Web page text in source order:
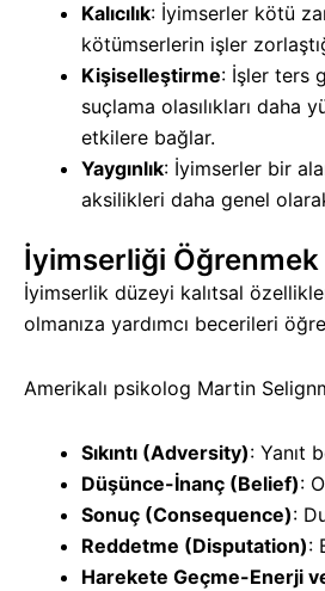
Kalıcılık: İyimserler kötü
kötümserlerin işler
Kişiselleştirme: İşler ters
suçlama olasılıkları daha
etkilere bağlar.
Yaygınlık: İyimserler bir
aksilikleri daha genel
İyimserliği Öğrenmek
İyimserlik düzeyi kalıtsal
olmanıza yardımcı becerileri
Amerikalı psikolog Martin
Sıkıntı (Adversity): Yanıt
Düşünce-İnanç (Belief):
Sonuç (Consequence):
Reddetme (Disputation):
Harekete Geçme-Enerji